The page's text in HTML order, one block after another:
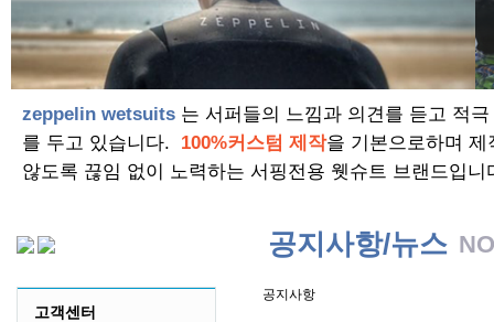
zeppelin wetsuits 는 서퍼들의 느낌과 의견를 듣고 적
를 두고 있습니다. 100%커스텀 제작을 기본으로하며
않도록 끊임 없이 노력하는 서핑전용 웻슈트 브랜드입니
고객센터
공지사항/뉴스
공지사항